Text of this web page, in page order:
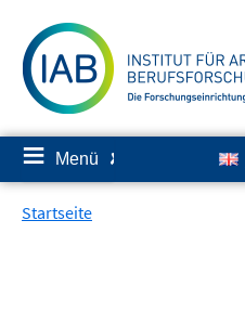
zum
Inhalt
≡ Menü ✘
Startseite